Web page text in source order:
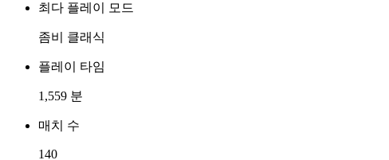
최다 플레이 모드
좀비 클래식
플레이 타임
1,559 분
매치 수
140